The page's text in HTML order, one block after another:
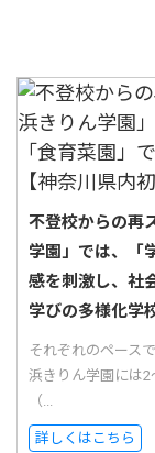
不登校からの再
学園」では、「
感を刺激し、社
学びの多様化学
それぞれのペース
浜きりん学園には
（...
詳しくはこちら